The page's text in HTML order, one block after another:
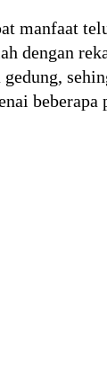
manfaat
dengan
beberapa